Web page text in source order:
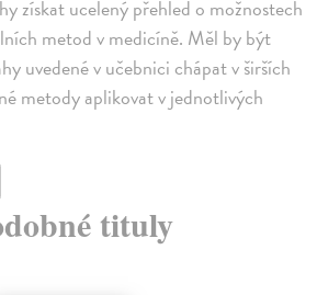
získat ucelený přehled o možnostech
metod v medicíně. Měl by být
uvedené v učebnici chápat v širších
metody aplikovat v jednotlivých
tituly